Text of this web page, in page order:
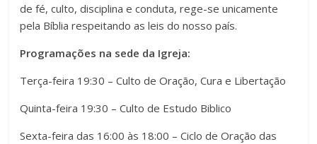
de fé, culto, disciplina e conduta, rege-se unicamente
pela Bíblia respeitando as leis do nosso país.
Programações na sede da Igreja:
Terça-feira 19:30 – Culto de Oração, Cura e Libertação
Quinta-feira 19:30 – Culto de Estudo Biblico
Sexta-feira das 16:00 às 18:00 – Ciclo de Oração das